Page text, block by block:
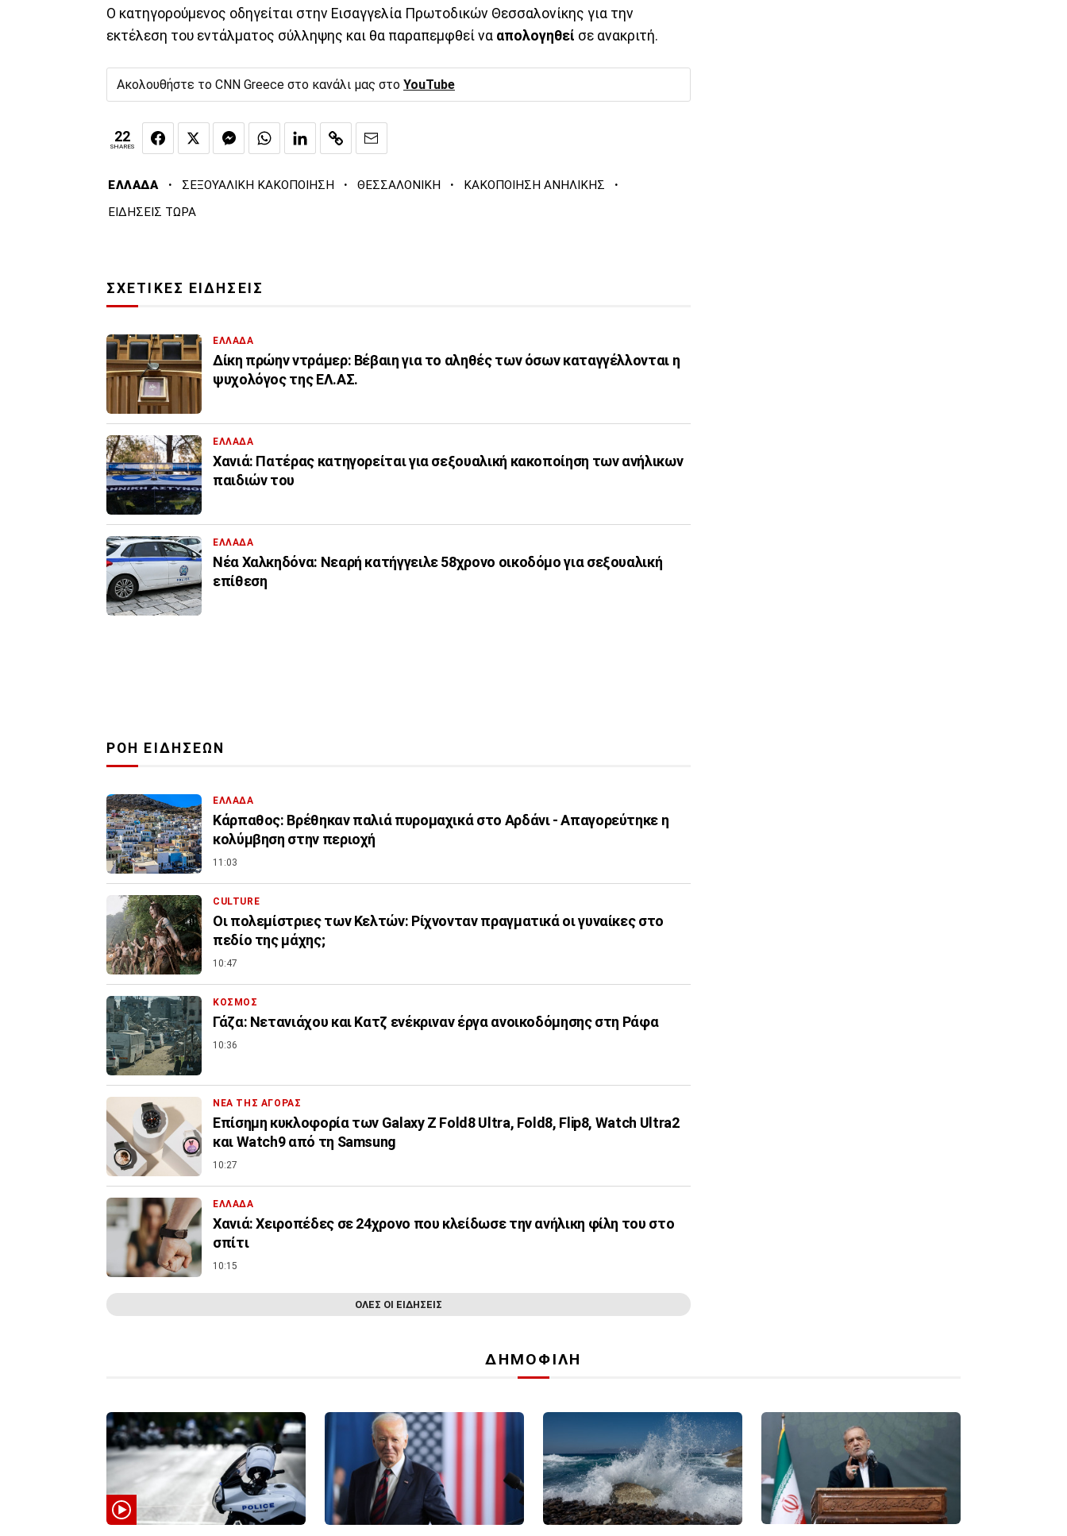
Ο κατηγορούμενος οδηγείται στην Εισαγγελία Πρωτοδικών Θεσσαλονίκης για την
εκτέλεση του εντάλματος σύλληψης και θα παραπεμφθεί να απολογηθεί σε ανακριτή.
Ακολουθήστε το CNN Greece στο κανάλι μας στο YouTube
22
SHARES
ΕΛΛΑΔΑ · ΣΕΞΟΥΑΛΙΚΗ ΚΑΚΟΠΟΙΗΣΗ · ΘΕΣΣΑΛΟΝΙΚΗ · ΚΑΚΟΠΟΙΗΣΗ ΑΝΗΛΙΚΗΣ ·
ΕΙΔΗΣΕΙΣ ΤΩΡΑ
ΣΧΕΤΙΚΕΣ ΕΙΔΗΣΕΙΣ
ΕΛΛΑΔΑ
Δίκη πρώην ντράμερ: Βέβαιη για το αληθές των όσων καταγγέλλονται η
ψυχολόγος της ΕΛ.ΑΣ.
ΕΛΛΑΔΑ
Χανιά: Πατέρας κατηγορείται για σεξουαλική κακοποίηση των ανήλικων
παιδιών του
ΕΛΛΑΔΑ
Νέα Χαλκηδόνα: Νεαρή κατήγγειλε 58χρονο οικοδόμο για σεξουαλική
επίθεση
ΡΟΗ ΕΙΔΗΣΕΩΝ
ΕΛΛΑΔΑ
Κάρπαθος: Βρέθηκαν παλιά πυρομαχικά στο Αρδάνι - Απαγορεύτηκε η
κολύμβηση στην περιοχή
11:03
CULTURE
Οι πολεμίστριες των Κελτών: Ρίχνονταν πραγματικά οι γυναίκες στο
πεδίο της μάχης;
10:47
ΚΟΣΜΟΣ
Γάζα: Νετανιάχου και Κατζ ενέκριναν έργα ανοικοδόμησης στη Ράφα
10:36
ΝΕΑ ΤΗΣ ΑΓΟΡΑΣ
Επίσημη κυκλοφορία των Galaxy Z Fold8 Ultra, Fold8, Flip8, Watch Ultra2
και Watch9 από τη Samsung
10:27
ΕΛΛΑΔΑ
Χανιά: Χειροπέδες σε 24χρονο που κλείδωσε την ανήλικη φίλη του στο
σπίτι
10:15
ΟΛΕΣ ΟΙ ΕΙΔΗΣΕΙΣ
ΔΗΜΟΦΙΛΗ